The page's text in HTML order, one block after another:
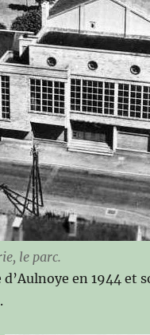
le parc.
en 1944 et